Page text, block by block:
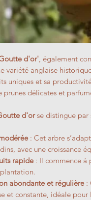
d'or', également
variété anglaise
uniques et sa
prunes délicates et
d'orse distingue par
: Cet arbre
avec une croissance
rapide : Il commence à
abondante et régulière :
et constante, idéale